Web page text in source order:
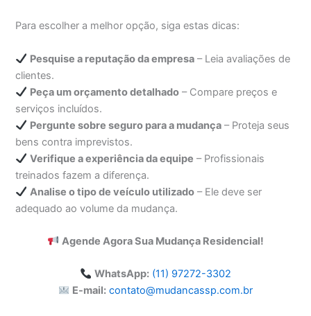
Para escolher a melhor opção, siga estas dicas:
Pesquise a reputação da empresa – Leia avaliações de
clientes.
Peça um orçamento detalhado – Compare preços e
serviços incluídos.
Pergunte sobre seguro para a mudança – Proteja seus
bens contra imprevistos.
Verifique a experiência da equipe – Profissionais
treinados fazem a diferença.
Analise o tipo de veículo utilizado – Ele deve ser
adequado ao volume da mudança.
Agende Agora Sua Mudança Residencial!
WhatsApp: (11) 97272-3302
E-mail: contato@mudancassp.com.br